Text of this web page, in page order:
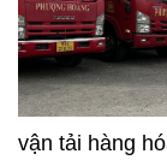
vận tải hàng